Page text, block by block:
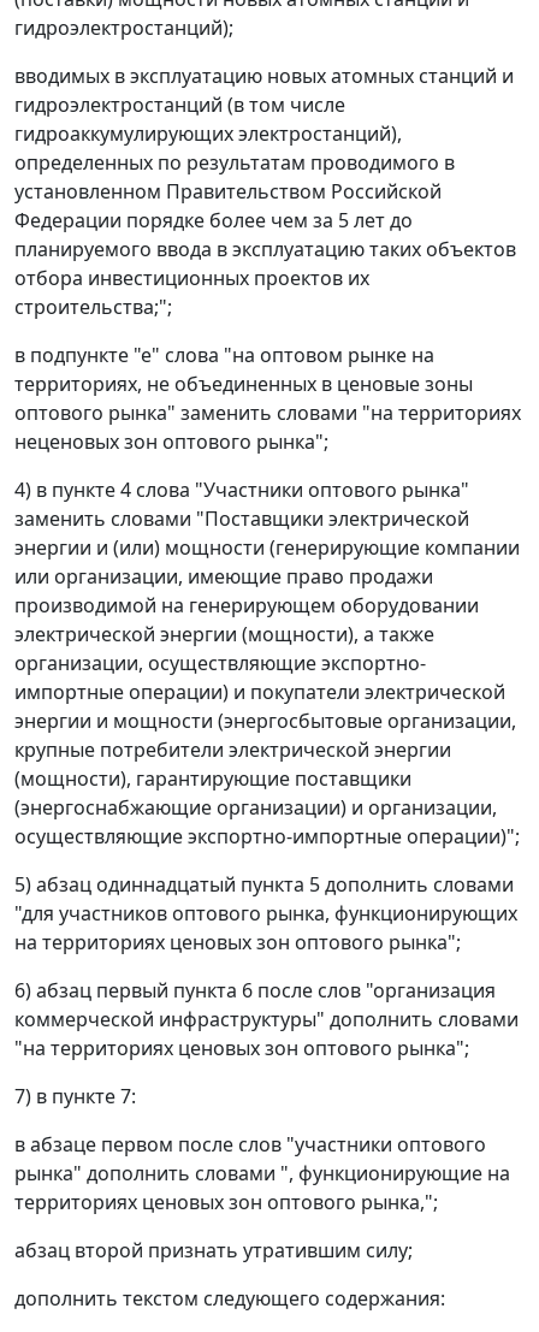
гидроэлектростанций);
вводимых в эксплуатацию новых атомных станций и
гидроэлектростанций (в том числе
гидроаккумулирующих электростанций),
определенных по результатам проводимого в
установленном Правительством Российской
Федерации порядке более чем за 5 лет до
планируемого ввода в эксплуатацию таких объектов
отбора инвестиционных проектов их
строительства;";
в подпункте "е" слова "на оптовом рынке на
территориях, не объединенных в ценовые зоны
оптового рынка" заменить словами "на территориях
неценовых зон оптового рынка";
4) в пункте 4 слова "Участники оптового рынка"
заменить словами "Поставщики электрической
энергии и (или) мощности (генерирующие компании
или организации, имеющие право продажи
производимой на генерирующем оборудовании
электрической энергии (мощности), а также
организации, осуществляющие экспортно-
импортные операции) и покупатели электрической
энергии и мощности (энергосбытовые организации,
крупные потребители электрической энергии
(мощности), гарантирующие поставщики
(энергоснабжающие организации) и организации,
осуществляющие экспортно-импортные операции)";
5) абзац одиннадцатый пункта 5 дополнить словами
"для участников оптового рынка, функционирующих
на территориях ценовых зон оптового рынка";
6) абзац первый пункта 6 после слов "организация
коммерческой инфраструктуры" дополнить словами
"на территориях ценовых зон оптового рынка";
7) в пункте 7:
в абзаце первом после слов "участники оптового
рынка" дополнить словами ", функционирующие на
территориях ценовых зон оптового рынка,";
абзац второй признать утратившим силу;
дополнить текстом следующего содержания: